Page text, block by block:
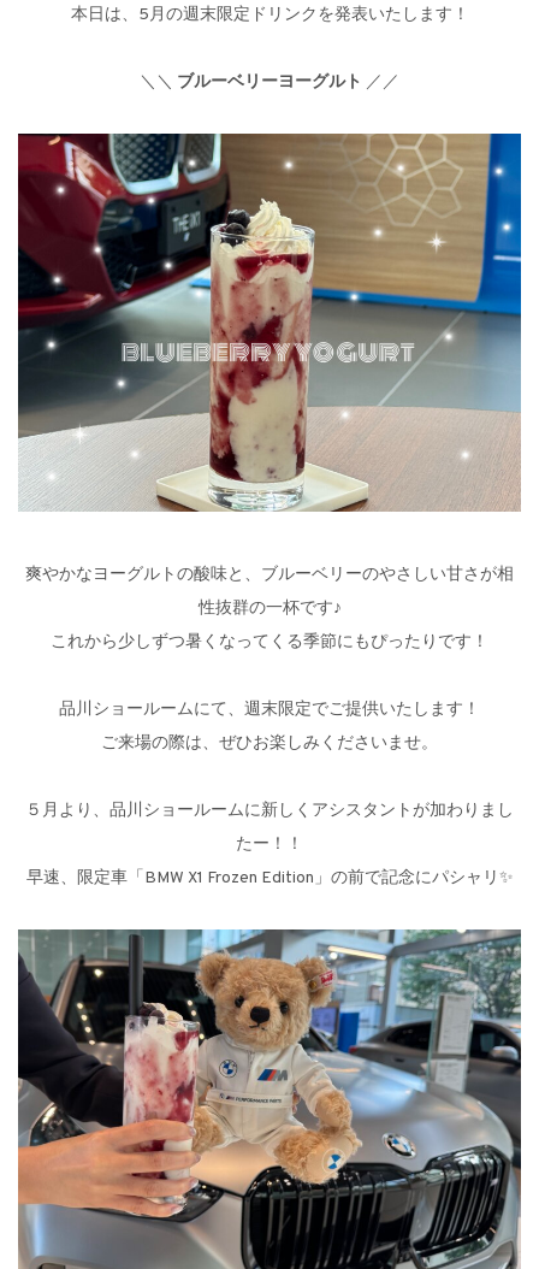
本日は、5月の週末限定ドリンクを発表いたします！
＼＼ ブルーベリーヨーグルト ／／
爽やかなヨーグルトの酸味と、ブルーベリーのやさしい甘さが相
性抜群の一杯です♪
これから少しずつ暑くなってくる季節にもぴったりです！
品川ショールームにて、週末限定でご提供いたします！
ご来場の際は、ぜひお楽しみくださいませ。
５月より、品川ショールームに新しくアシスタントが加わりまし
たー！！
早速、限定車「 BMW X1 Frozen Edition」の前で記念にパシャリ✨